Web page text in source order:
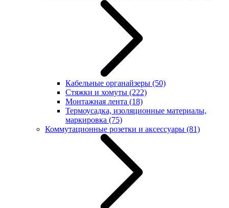
Кабельные органайзеры (50)
Стяжки и хомуты (222)
Монтажная лента (18)
Термоусадка, изоляционные материалы,
маркировка (75)
Коммутационные розетки и аксессуары (81)